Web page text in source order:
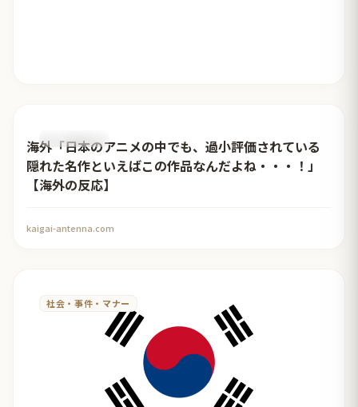
おすすめ記事
海外「日本のアニメの中でも、過小評価されている
隠れた名作といえばこの作品なんだよね・・・！」
【海外の反応】
kaigai-antenna.com
社会・事件・マナー